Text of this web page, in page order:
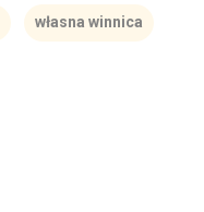
własna winnica